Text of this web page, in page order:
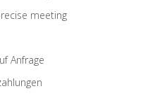
meeting
Anfrage